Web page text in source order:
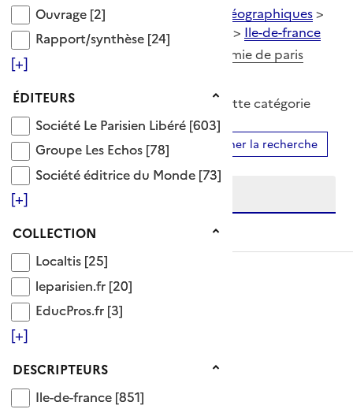
Ouvrage
Ouvrage [2]
Rapport/synthèse
Rapport/synthèse [24]
[+]
Éditeurs
ÉDITEURS
Société Le Parisien Libéré
Société Le Parisien Libéré [603]
Groupe Les Echos
Groupe Les Echos [78]
Société éditrice du Monde
Société éditrice du Monde [73]
[+]
Collection
COLLECTION
Localtis
Localtis [25]
leparisien.fr
leparisien.fr [20]
EducPros.fr
EducPros.fr [3]
[+]
Descripteurs
DESCRIPTEURS
Ile-de-france
Ile-de-france [851]
Descripteurs OnisepDoc Lieux géographiques>
europe>europe de l'ouest > Ile-de-france
académie de créteil
académie de paris
académie de versailles
796 Documents disponibles dans cette catégorie
Ajouter le résultat au panier Affiner la recherche
Etendre la recherche sur
ARTICLE